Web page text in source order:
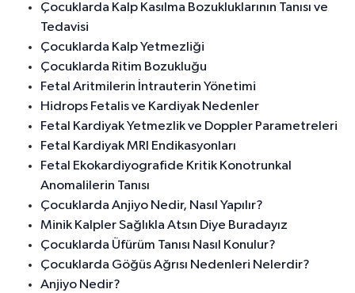
Çocuklarda Kalp Kasılma Bozukluklarının Tanısı ve
Tedavisi
Çocuklarda Kalp Yetmezliği
Çocuklarda Ritim Bozukluğu
Fetal Aritmilerin İntrauterin Yönetimi
Hidrops Fetalis ve Kardiyak Nedenler
Fetal Kardiyak Yetmezlik ve Doppler Parametreleri
Fetal Kardiyak MRI Endikasyonları
Fetal Ekokardiyografide Kritik Konotrunkal
Anomalilerin Tanısı
Çocuklarda Anjiyo Nedir, Nasıl Yapılır?
Minik Kalpler Sağlıkla Atsın Diye Buradayız
Çocuklarda Üfürüm Tanısı Nasıl Konulur?
Çocuklarda Göğüs Ağrısı Nedenleri Nelerdir?
Anjiyo Nedir?